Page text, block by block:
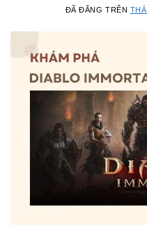
ĐÃ ĐĂNG TRÊN